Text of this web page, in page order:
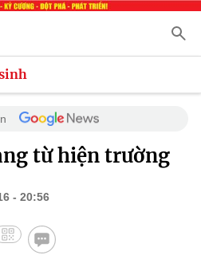
từ hiện trường
- 20:56